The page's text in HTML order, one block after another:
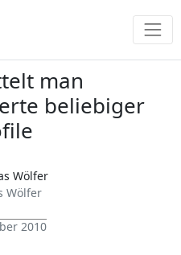
man
beliebiger
Wölfer
2010